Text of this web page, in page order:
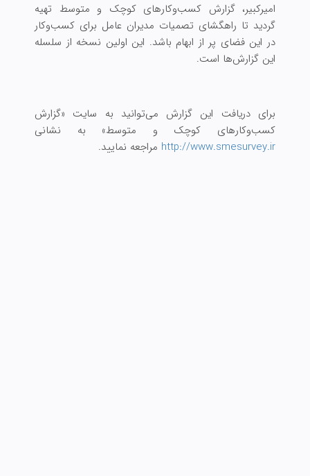
امیرکبیر، گزارش کسب‌و‌کارهای کوچک و متوسط تهیه
گردید تا راهگشای تصمیات مدیران عامل برای کسب‌وکار
در این فضای پر از ابهام باشد. این اولین نسخه از سلسله
این گزارش‌‌ها است.
برای دریافت این گزارش می‌توانید به سایت «گزارش
کسب‌وکارهای کوچک و متوسط» به نشانی
http://www.smesurvey.irمراجعه نمایید.